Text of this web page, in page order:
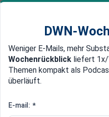
Newsticker MEIN DWN:
Edelmetalle DWN-
Streikwelle auf
DWN-
Weniger E-Mails, mehr
Wochenrückblick liefert
Themen kompakt als
überläuft.
E-mail: *